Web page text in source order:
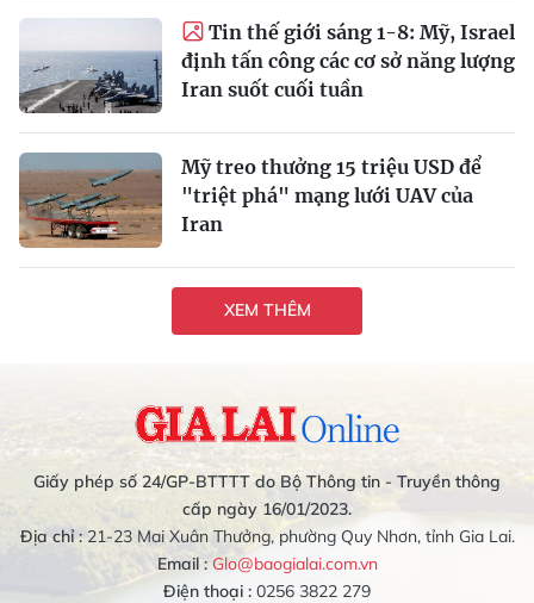
Tin thế giới sáng 1-8: Mỹ, Israel
định tấn công các cơ sở năng lượng
Iran suốt cuối tuần
Mỹ treo thưởng 15 triệu USD để
"triệt phá" mạng lưới UAV của
Iran
XEM THÊM
Giấy phép số 24/GP-BTTTT do Bộ Thông tin - Truyền thông
cấp ngày 16/01/2023.
Địa chỉ :21-23 Mai Xuân Thưởng, phường Quy Nhơn, tỉnh Gia Lai.
Email : Glo@baogialai.com.vn
Điện thoại : 0256 3822 279